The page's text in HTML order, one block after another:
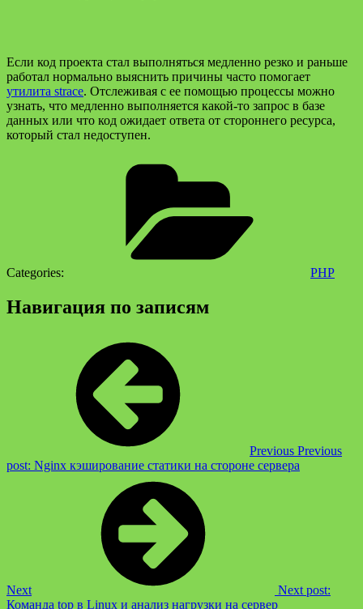
Если код проекта стал выполняться медленно резко и раньше
работал нормально выяснить причины часто помогает
утилита strace. Отслеживая с ее помощью процессы можно
узнать, что медленно выполняется какой-то запрос в базе
данных или что код ожидает ответа от стороннего ресурса,
который стал недоступен.
Categories: PHP
Навигация по записям
Previous Previous
post: Nginx кэширование статики на стороне сервера
Next
Next post:
Команда top в Linux и анализ нагрузки на сервер